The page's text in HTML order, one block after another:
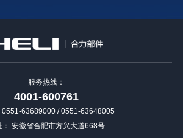
服务热线：
4001-600761
0551-63689000 / 0551-63648005
安徽省合肥市方兴大道668号